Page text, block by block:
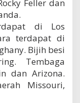
Feller dan
di Los
terdapat di
Bijih besi
Tembaga
dan Arizona.
Missouri,